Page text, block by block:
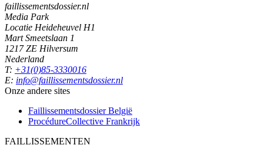
faillissementsdossier.nl
Media Park
Locatie Heideheuvel H1
Mart Smeetslaan 1
1217 ZE Hilversum
Nederland
T: +31(0)85-3330016
E: info@faillissementsdossier.nl
Onze andere sites
Faillissementsdossier België
ProcédureCollective Frankrijk
FAILLISSEMENTEN